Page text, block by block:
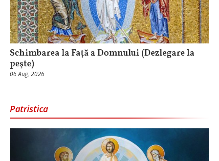
Schimbarea la Faţă a Domnului (Dezlegare la
peşte)
06 Aug, 2026
Patristica